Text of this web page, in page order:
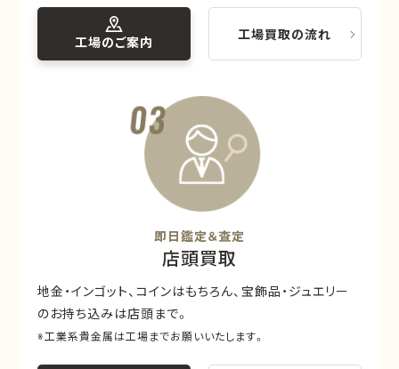
工場のご案内 工場買取の流れ
即日鑑定＆査定
店頭買取
地金・インゴット、コインはもちろん、宝飾品・ジュエリー
のお持ち込みは店頭まで。
※工業系貴金属は工場までお願いいたします。